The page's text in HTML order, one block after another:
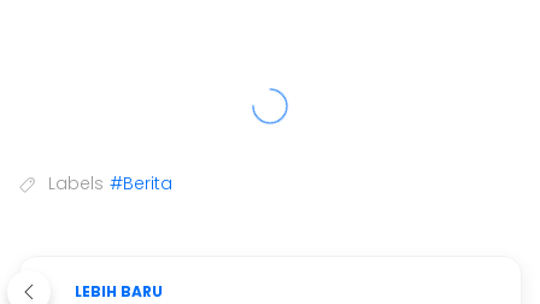
Labels #Berita
LEBIH BARU